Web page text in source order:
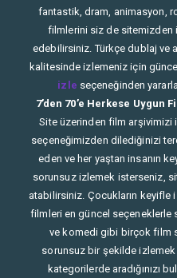
fantastik, dram, animasyon,
filmlerini siz de sitemizden
edebilirsiniz. Türkçe dublaj ve
kalitesinde izlemeniz için
izle seçeneğinden
7’den 70’e Herkese
Site üzerinden film arşivimizi
seçeneğimizden dilediğinizi
eden ve her yaştan insanın
sorunsuz izlemek isterseniz,
atabilirsiniz. Çocukların
filmleri en güncel seçeneklerle
ve komedi gibi birçok film
sorunsuz bir şekilde
kategorilerde aradığınızı